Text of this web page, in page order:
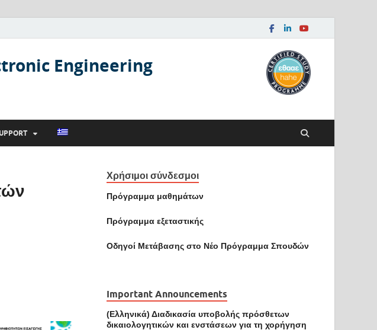
Engineering
Χρήσιμοι σύνδεσμοι
Πρόγραμμα μαθημάτων
Πρόγραμμα εξεταστικής
Οδηγοί Mετάβασης στο Νέο Πρόγραμμα Σπουδών
Important Announcements
(Ελληνικά) Διαδικασία υποβολής πρόσθετων
δικαιολογητικών και ενστάσεων για τη χορήγηση